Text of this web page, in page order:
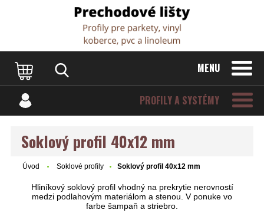
MENU
PROFILY A SYSTÉMY
Soklový profil 40x12 mm
Úvod Soklové profily Soklový profil 40x12 mm
Hliníkový soklový profil vhodný na prekrytie nerovností
medzi podlahovým materiálom a stenou. V ponuke vo
farbe šampaň a striebro.
Dvere Podlahy